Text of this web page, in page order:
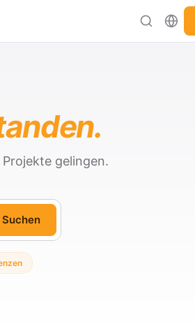
gelingen.
Suchen